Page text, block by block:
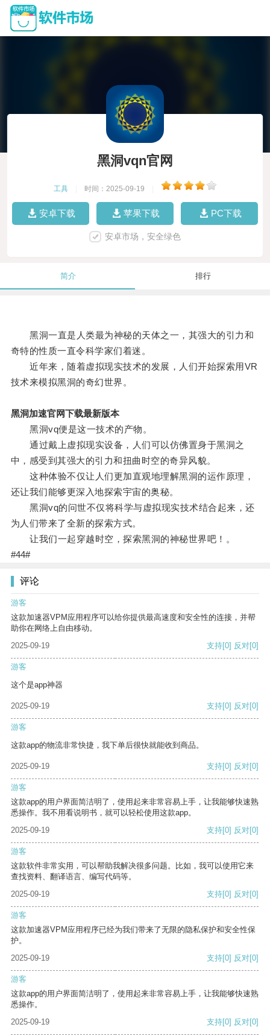
黑洞vqn官网
工具 时间：2025-09-19
安卓下载 苹果下载 PC下载
安卓市场，安全绿色
简介 排行
黑洞一直是人类最为神秘的天体之一，其强大的引力和
奇特的性质一直令科学家们着迷。
近年来，随着虚拟现实技术的发展，人们开始探索用VR
技术来模拟黑洞的奇幻世界。
黑洞加速官网下载最新版本
黑洞vq便是这一技术的产物。
通过戴上虚拟现实设备，人们可以仿佛置身于黑洞之
中，感受到其强大的引力和扭曲时空的奇异风貌。
这种体验不仅让人们更加直观地理解黑洞的运作原理，
还让我们能够更深入地探索宇宙的奥秘。
黑洞vq的问世不仅将科学与虚拟现实技术结合起来，还
为人们带来了全新的探索方式。
让我们一起穿越时空，探索黑洞的神秘世界吧！。
#44#
评论
游客
这款加速器VPM应用程序可以给你提供最高速度和安全性的连接，并帮
助你在网络上自由移动。
2025-09-19
支持[0] 反对[0]
游客
这个是app神器
2025-09-19 支持[0] 反对[0]
游客
这款app的物流非常快捷，我下单后很快就能收到商品。
2025-09-19 支持[0] 反对[0]
游客
这款app的用户界面简洁明了，使用起来非常容易上手，让我能够快速熟
悉操作。我不用看说明书，就可以轻松使用这款app。
2025-09-19
支持[0] 反对[0]
游客
这款软件非常实用，可以帮助我解决很多问题。比如，我可以使用它来
查找资料、翻译语言、编写代码等。
2025-09-19
支持[0] 反对[0]
游客
这款加速器VPM应用程序已经为我们带来了无限的隐私保护和安全性保
护。
2025-09-19
支持[0] 反对[0]
游客
这款app的用户界面简洁明了，使用起来非常容易上手，让我能够快速熟
悉操作。
2025-09-19
支持[0] 反对[0]